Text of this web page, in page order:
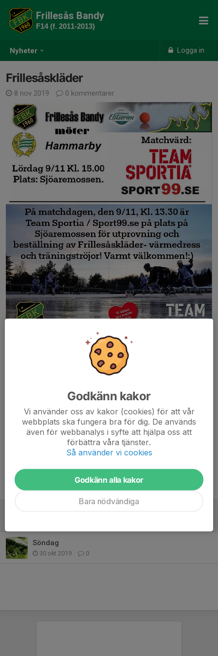
Nyheter Logga in
Frillesås Bandy
F14 (f. 2011-2013)
Frillesåskläder
8 nov 2019 0 kommentarer
På lördag 9/11 i samband med matchen mot Hammarby 13.30
är Team Sportia på plats för utprovning och beställning av
Frillesåskläder- värmedress och träningströjor
Kommentarer
Tidigare nyheter
Söndag
30 okt 2019 0
Godkänn kakor
Vi använder oss av kakor (cookies) för att vår
webbplats ska fungera bra för dig. De används
även för webbanalys i syfte att hjälpa oss att
förbättra våra tjänster.
Så använder vi cookies
Godkänn alla kakor
Bara nödvändiga